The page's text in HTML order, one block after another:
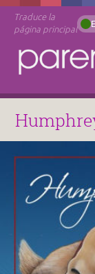
Traduce la
página principal